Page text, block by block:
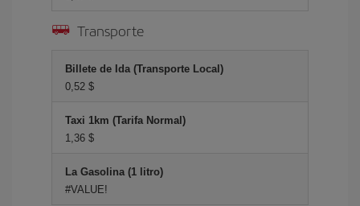
Transporte
Billete de Ida (Transporte Local)
0,52 $
Taxi 1km (Tarifa Normal)
1,36 $
La Gasolina (1 litro)
#VALUE!